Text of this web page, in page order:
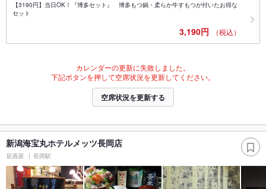
【3190円】当日OK！『博多セット』 博多もつ鍋・柔らか牛すもつが付いたお得な
セット
3,190円 （税込）
カレンダーの更新に失敗しました。
下記ボタンを押して空席状況を更新してください。
空席状況を更新する
新潟海宝丸ホテルメッツ長岡店
居酒屋 長岡駅